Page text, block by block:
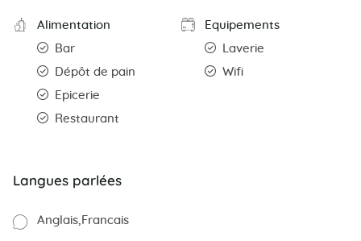
Alimentation
Bar
Dépôt de pain
Epicerie
Restaurant
Equipements
Laverie
Wifi
Langues parlées
Anglais Francais